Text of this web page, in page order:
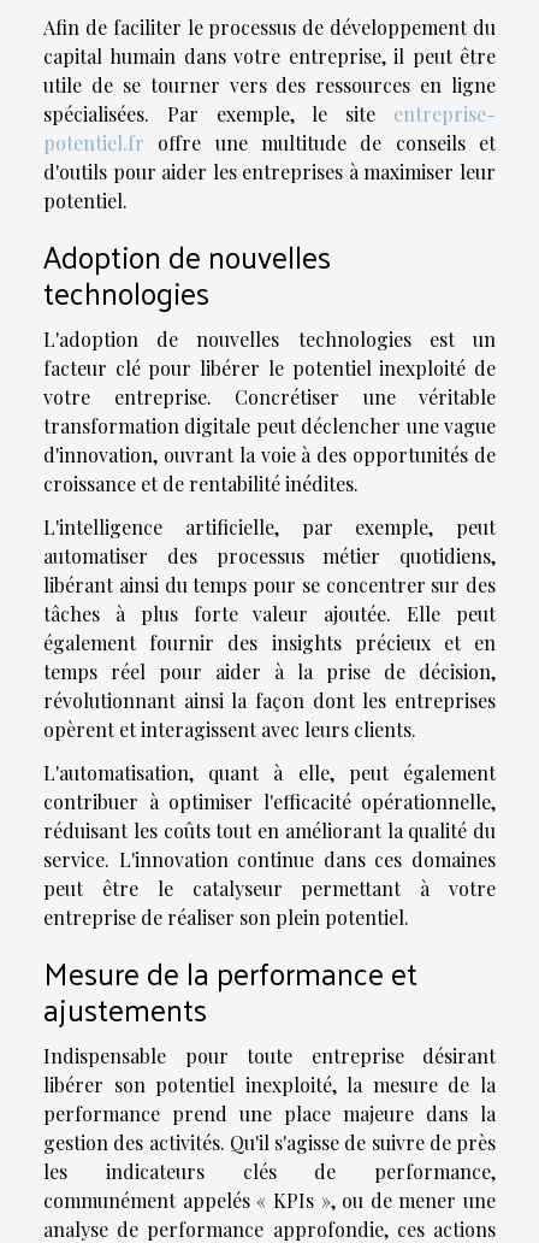
Afin de faciliter le processus de développement du
capital humain dans votre entreprise, il peut être
utile de se tourner vers des ressources en ligne
spécialisées. Par exemple, le site entreprise-
potentiel.fr offre une multitude de conseils et
d'outils pour aider les entreprises à maximiser leur
potentiel.
Adoption de nouvelles
technologies
L'adoption de nouvelles technologies est un
facteur clé pour libérer le potentiel inexploité de
votre entreprise. Concrétiser une véritable
transformation digitale peut déclencher une vague
d'innovation, ouvrant la voie à des opportunités de
croissance et de rentabilité inédites.
L'intelligence artificielle, par exemple, peut
automatiser des processus métier quotidiens,
libérant ainsi du temps pour se concentrer sur des
tâches à plus forte valeur ajoutée. Elle peut
également fournir des insights précieux et en
temps réel pour aider à la prise de décision,
révolutionnant ainsi la façon dont les entreprises
opèrent et interagissent avec leurs clients.
L'automatisation, quant à elle, peut également
contribuer à optimiser l'efficacité opérationnelle,
réduisant les coûts tout en améliorant la qualité du
service. L'innovation continue dans ces domaines
peut être le catalyseur permettant à votre
entreprise de réaliser son plein potentiel.
Mesure de la performance et
ajustements
Indispensable pour toute entreprise désirant
libérer son potentiel inexploité, la mesure de la
performance prend une place majeure dans la
gestion des activités. Qu'il s'agisse de suivre de près
les indicateurs clés de performance,
communément appelés « KPIs », ou de mener une
analyse de performance approfondie, ces actions